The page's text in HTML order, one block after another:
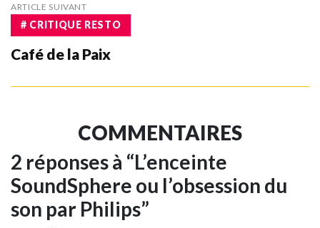
ARTICLE SUIVANT
# CRITIQUE RESTO
Café de la Paix
COMMENTAIRES
2 réponses à “L’enceinte
SoundSphere ou l’obsession du
son par Philips”